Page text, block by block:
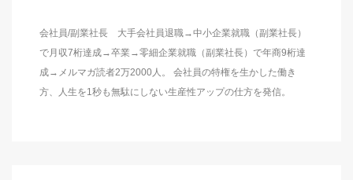
会社員/副業社長 大手会社員退職→中小企業就職（副業社長）
で月収7桁達成→卒業→零細企業就職（副業社長）で年商9桁達
成→メルマガ読者2万2000人。 会社員の特権を生かした働き
方、人生を1秒も無駄にしない生産性アップの仕方を発信。